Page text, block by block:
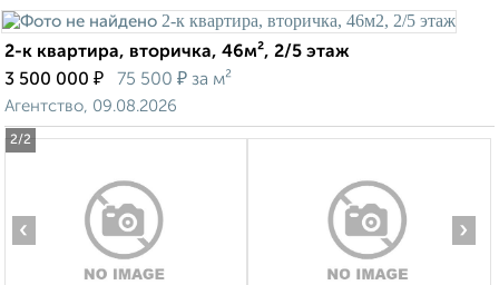
2/2
2-к квартира, вторичка, 46м², 2/5 этаж
3 500 000 ₽ 75 500 ₽ за м²
Агентство, 09.08.2026
‹ ›